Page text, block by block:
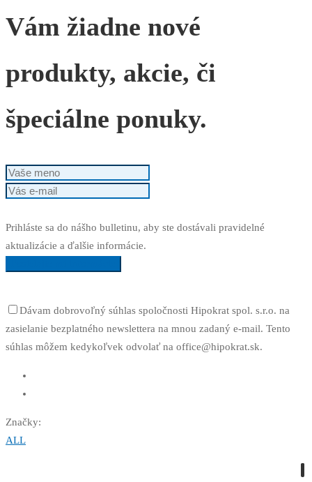
Vám žiadne nové
produkty, akcie, či
špeciálne ponuky.
Prihláste sa do nášho bulletinu, aby ste dostávali pravidelné
aktualizácie a ďalšie informácie.
Dávam dobrovoľný súhlas spoločnosti Hipokrat spol. s.r.o. na
zasielanie bezplatného newslettera na mnou zadaný e-mail. Tento
súhlas môžem kedykoľvek odvolať na office@hipokrat.sk.
Značky:
ALL